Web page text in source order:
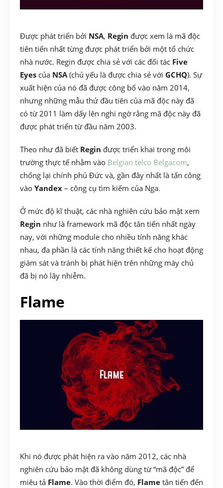
Được phát triển bởi NSA, Regin được xem là mã độc
tiên tiến nhất từng được phát triển bởi một tổ chức
nhà nước. Regin được chia sẻ với các đối tác Five
Eyes của NSA(chủ yếu là được chia sẻ với GCHQ). Sự
xuất hiện của nó đã được công bố vào năm 2014,
nhưng những mẫu thử đầu tiên của mã độc này đã
có từ 2011 làm dấy lên nghi ngờ rằng mã độc này đã
được phát triển từ đầu năm 2003.
Theo như đã biết Regin được triển khai trong môi
trường thực tế nhằm vào Belgian telco Belgacom,
chống lại chính phủ Đức và, gần đây nhất là tấn công
vào Yandex – công cụ tìm kiếm của Nga.
Ở mức độ kĩ thuật, các nhà nghiên cứu bảo mật xem
Regin như là framework mã độc tân tiến nhất ngày
nay, với những module cho nhiều tính năng khác
nhau, đa phần là các tính năng thiết kế cho hoạt động
giám sát và tránh bị phát hiện trên những máy chủ
đã bị nó lây nhiễm.
Flame
Khi nó được phát hiện ra vào năm 2012, các nhà
nghiên cứu bảo mật đã không dùng từ “mã độc” để
miêu tả Flame. Vào thời điểm đó, Flame tân tiến đến